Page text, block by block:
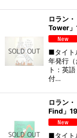
ロラン
Tower
■タイト
年発行
ト：英
付…
ロラン
Find」
■タイト